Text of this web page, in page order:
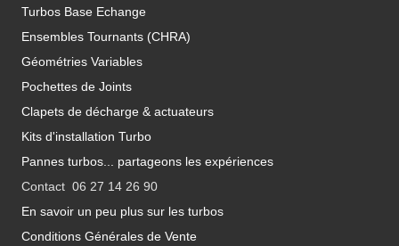
Turbos Base Echange
Ensembles Tournants (CHRA)
Géométries Variables
Pochettes de Joints
Clapets de décharge & actuateurs
Kits d'installation Turbo
Pannes turbos... partageons les expériences
Contact 06 27 14 26 90
En savoir un peu plus sur les turbos
Conditions Générales de Vente